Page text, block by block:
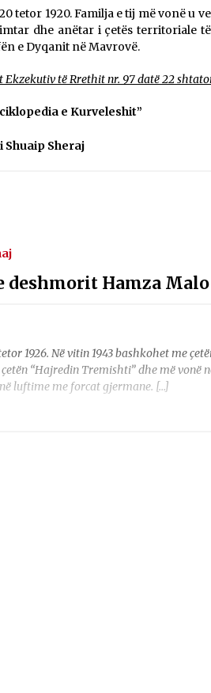
ngrihet
tetor 1920. Familja e tij më vonë u
dhe anëtar i çetës territoriale
e Dyqanit në Mavrovë.
të Rrethit nr. 97 datë 22
e Kurveleshit”
Shuaip Sheraj
deshmorit Hamza Malo
1926. Në vitin 1943 bashkohet me
“Hajredin Tremishti” dhe më vonë
luftime me forcat gjermane. […]